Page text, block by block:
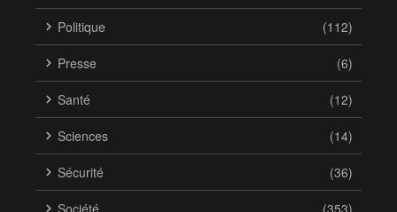
Politique (112)
Presse (6)
Santé (12)
Sciences (14)
Sécurité (36)
Société (353)